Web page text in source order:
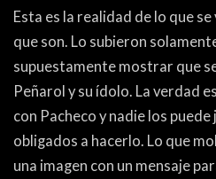
ENCUESTAS
EDITORIALES
Esta es la realidad de lo que
que son. Lo subieron
supuestamente mostrar que
Peñarol y su ídolo. La verdad
con Pacheco y nadie los
obligados a hacerlo. Lo que
una imagen con un mensaje